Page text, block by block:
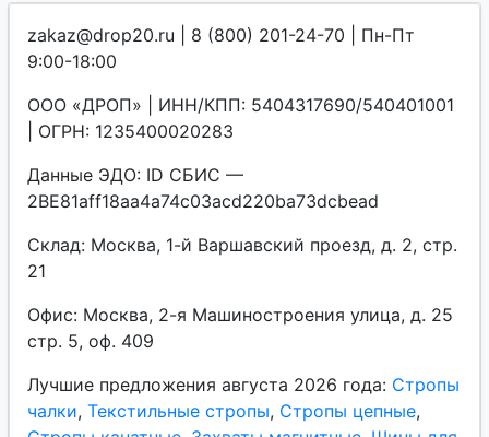
zakaz@drop20.ru | 8 (800) 201-24-70 | Пн-Пт
9:00-18:00
ООО «ДРОП» | ИНН/КПП: 5404317690/540401001
| ОГРН: 1235400020283
Данные ЭДО: ID СБИС —
2BE81aff18aa4a74c03acd220ba73dcbead
Склад: Москва, 1-й Варшавский проезд, д. 2, стр.
21
Офис: Москва, 2-я Машиностроения улица, д. 25
стр. 5, оф. 409
Лучшие предложения августа 2026 года: Стропы
чалки, Текстильные стропы, Стропы цепные,